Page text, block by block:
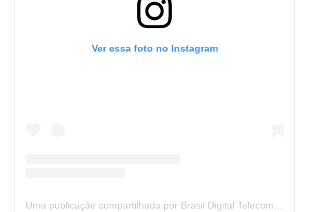
Ver essa foto no Instagram